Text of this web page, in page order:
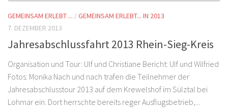
GEMEINSAM ERLEBT ... /GEMEINSAM ERLEBT... IN 2013
7. DEZEMBER 2013
Jahresabschlussfahrt 2013 Rhein-Sieg-Kreis
Organisation und Tour: Ulf und Christiane Bericht: Ulf und Wilfried
Fotos: Monika Nach und nach trafen die Teilnehmer der
Jahresabschlusstour 2013 auf dem Krewelshof im Sülztal bei
Lohmar ein. Dort herrschte bereits reger Ausflugsbetrieb,...